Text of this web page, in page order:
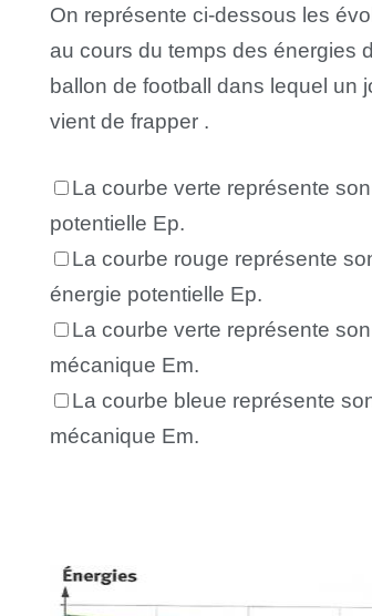
On représente ci-dessous les
au cours du temps des énergies
ballon de football dans lequel un
vient de frapper .
La courbe verte représente
potentielle Ep.
La courbe rouge représente
énergie potentielle Ep.
La courbe verte représente
mécanique Em.
La courbe bleue représente
mécanique Em.